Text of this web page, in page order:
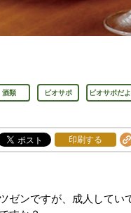
酒類 ビオサポ ビオサポだ
印刷する
ツゼンですが、成人して